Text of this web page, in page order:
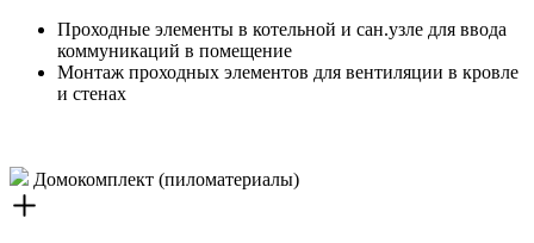
Проходные элементы в котельной и сан.узле для ввода
коммуникаций в помещение
Монтаж проходных элементов для вентиляции в кровле
и стенах
Домокомплект (пиломатериалы)